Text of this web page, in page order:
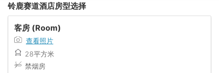
铃鹿赛道酒店房型选择
客房 (Room)
查看照片
28平方米
禁烟房